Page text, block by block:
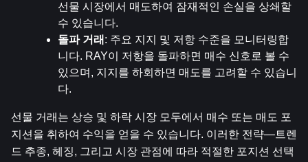
선물 시장에서 매도하여 잠재적인 손실을 상쇄할
수 있습니다.
돌파 거래 : 주요 지지 및 저항 수준을 모니터링합
니다. RAY이 저항을 돌파하면 매수 신호로 볼 수
있으며, 지지를 하회하면 매도를 고려할 수 있습니
다.
선물 거래는 상승 및 하락 시장 모두에서 매수 또는 매도 포
지션을 취하여 수익을 얻을 수 있습니다. 이러한 전략—트렌
드 추종, 헤징, 그리고 시장 관점에 따라 적절한 포지션 선택